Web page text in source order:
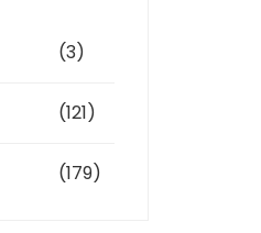
(3)
(121)
(179)